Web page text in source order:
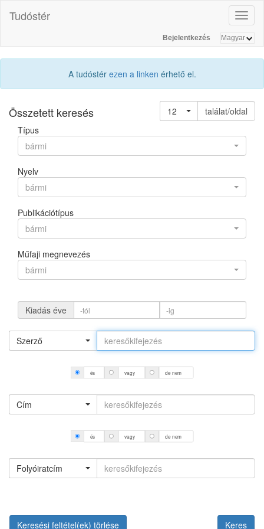
Tudóstér
Bejelentkezés
A tudóstér ezen a linken érhető el.
Összetett keresés 12
találat/oldal
Típus
bármi
Nyelv
bármi
Publikációtípus
bármi
Műfaji megnevezés
bármi
Kiadás éve
Szerző
és vagy de nem
Cím
és vagy de nem
Folyóiratcím
Keresési feltétel(ek) törlése